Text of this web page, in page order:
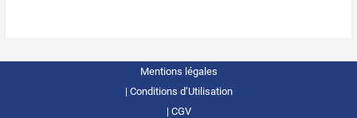
Mentions légales
Conditions d’Utilisation
CGV